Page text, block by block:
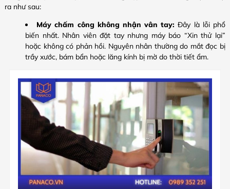
ra như sau:
Máy chấm công không nhận vân tay: Đây là lỗi phổ
biến nhất. Nhân viên đặt tay nhưng máy báo “Xin thử lại”
hoặc không có phản hồi. Nguyên nhân thường do mắt đọc bị
trầy xước, bám bẩn hoặc lăng kính bị mờ do thời tiết ẩm.